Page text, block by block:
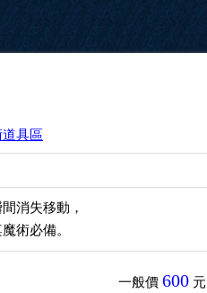
具區
消失移動，
術必備。
一般價 600元